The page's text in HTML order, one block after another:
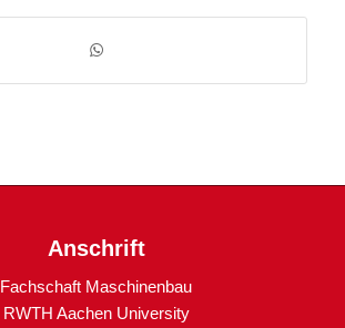
Anschrift
Fachschaft Maschinenbau
RWTH Aachen University